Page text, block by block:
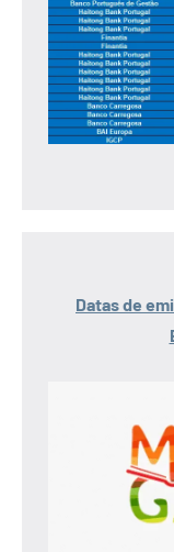
Datas de